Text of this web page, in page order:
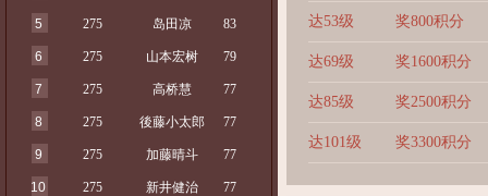
5 275 岛田凉 83
6 275 山本宏树 79
7 275 高桥慧 77
8 275 後藤小太郎 77
9 275 加藤晴斗 77
10 275 新井健治
77
达53级 奖800积分
达69级 奖1600积分
达85级 奖2500积分
达101级 奖3300积分